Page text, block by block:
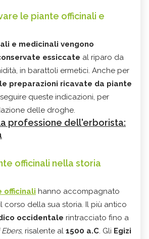
le piante officinali e
e medicinali vengono
essiccate al riparo da
in barattoli ermetici. Anche per
le preparazioni ricavate da piante
queste indicazioni, per
delle droghe.
professione dell'erborista:
officinali nella storia
officinali hanno accompagnato
corso della sua storia. Il più antico
occidentale rintracciato fino a
, risalente al 1500 a.C. Gli Egizi